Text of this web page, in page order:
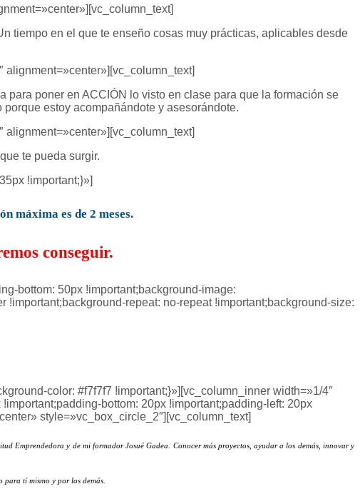
tiempo en el que te enseño cosas muy prácticas, aplicables desde
poner en ACCIÓN lo visto en clase para que la formación se
estoy acompañándote y asesorándote.
te pueda surgir.
!important;}»]
máxima es de 2 meses.
conseguir.
bottom: 50px !important;background-image:
repeat: no-repeat !important;background-size:
color: #f7f7f7 !important;}»][vc_column_inner width=»1/4″
bottom: 20px !important;padding-left: 20px
style=»vc_box_circle_2″][vc_column_text]
Emprendedora y de mi formador Josué Gadea. Conocer más proyectos, ayudar a los demás, innovar y
tí mismo y por los demás.